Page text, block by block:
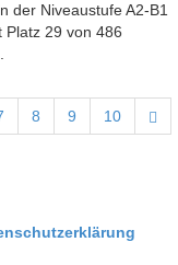
der Niveaustufe A2-B1
Platz 29 von 486
8 9 10